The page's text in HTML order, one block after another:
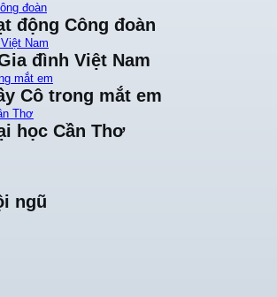
đoàn
động Công đoàn
Nam
đình Việt Nam
mắt em
Cô trong mắt em
Thơ
học Cần Thơ
ngũ